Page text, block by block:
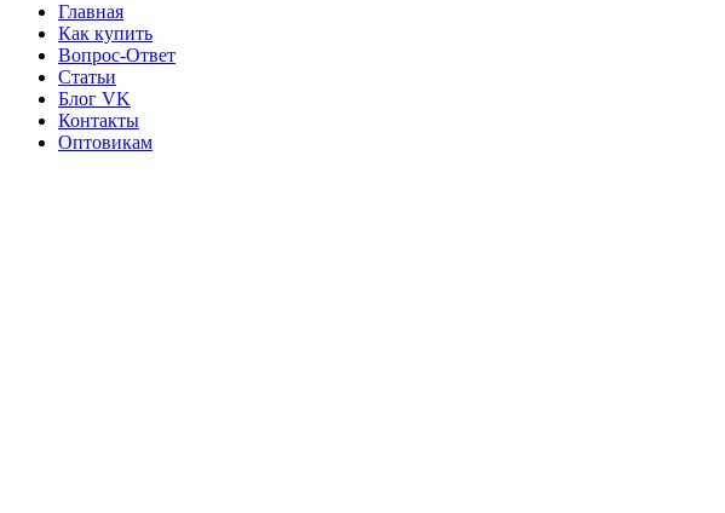
Главная
Как купить
Вопрос-Ответ
Статьи
Блог VK
Контакты
Оптовикам